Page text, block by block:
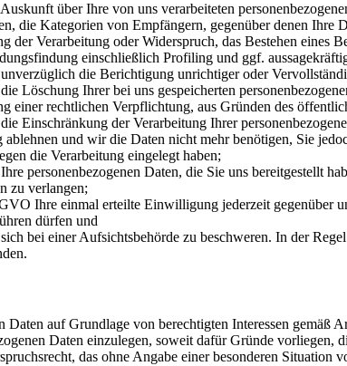
über Ihre von uns verarbeiteten
die Kategorien von Empfängern, gegenüber denen
der Verarbeitung oder Widerspruch, das Bestehen eines
einschließlich Profiling und ggf.
die Berichtigung unrichtiger oder
Löschung Ihrer bei uns gespeicherten
einer rechtlichen Verpflichtung, aus Gründen des
Einschränkung der Verarbeitung Ihrer
ablehnen und wir die Daten nicht mehr benötigen, Sie
die Verarbeitung eingelegt haben;
personenbezogenen Daten, die Sie uns bereitgestellt
zu verlangen;
Ihre einmal erteilte Einwilligung jederzeit gegenüber
dürfen und
bei einer Aufsichtsbehörde zu beschweren. In der
Daten auf Grundlage von berechtigten Interessen
Daten einzulegen, soweit dafür Gründe
das ohne Angabe einer besonderen